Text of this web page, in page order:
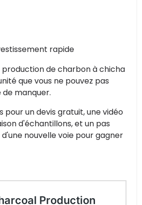
rapide
production de charbon à chicha
que vous ne pouvez pas
manquer.
un devis gratuit, une vidéo
d'échantillons, et un pas
nouvelle voie pour gagner